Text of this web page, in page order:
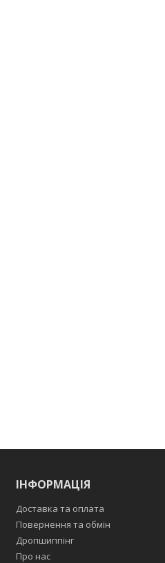
ІНФОРМАЦІЯ
Доставка та оплата
Повернення та обмін
Дропшиппінг
Про нас